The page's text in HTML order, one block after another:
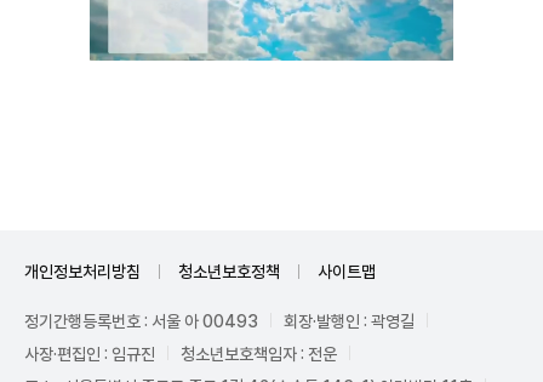
개인정보처리방침 청소년보호정책 사이트맵
정기간행등록번호 : 서울 아 00493
회장·발행인 : 곽영길
사장·편집인 : 임규진
청소년보호책임자 : 전운